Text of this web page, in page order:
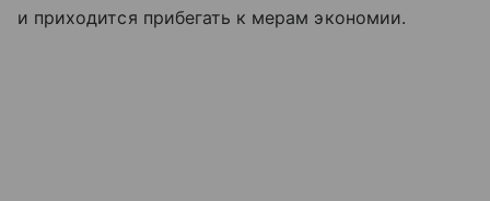
и приходится прибегать к мерам экономии.